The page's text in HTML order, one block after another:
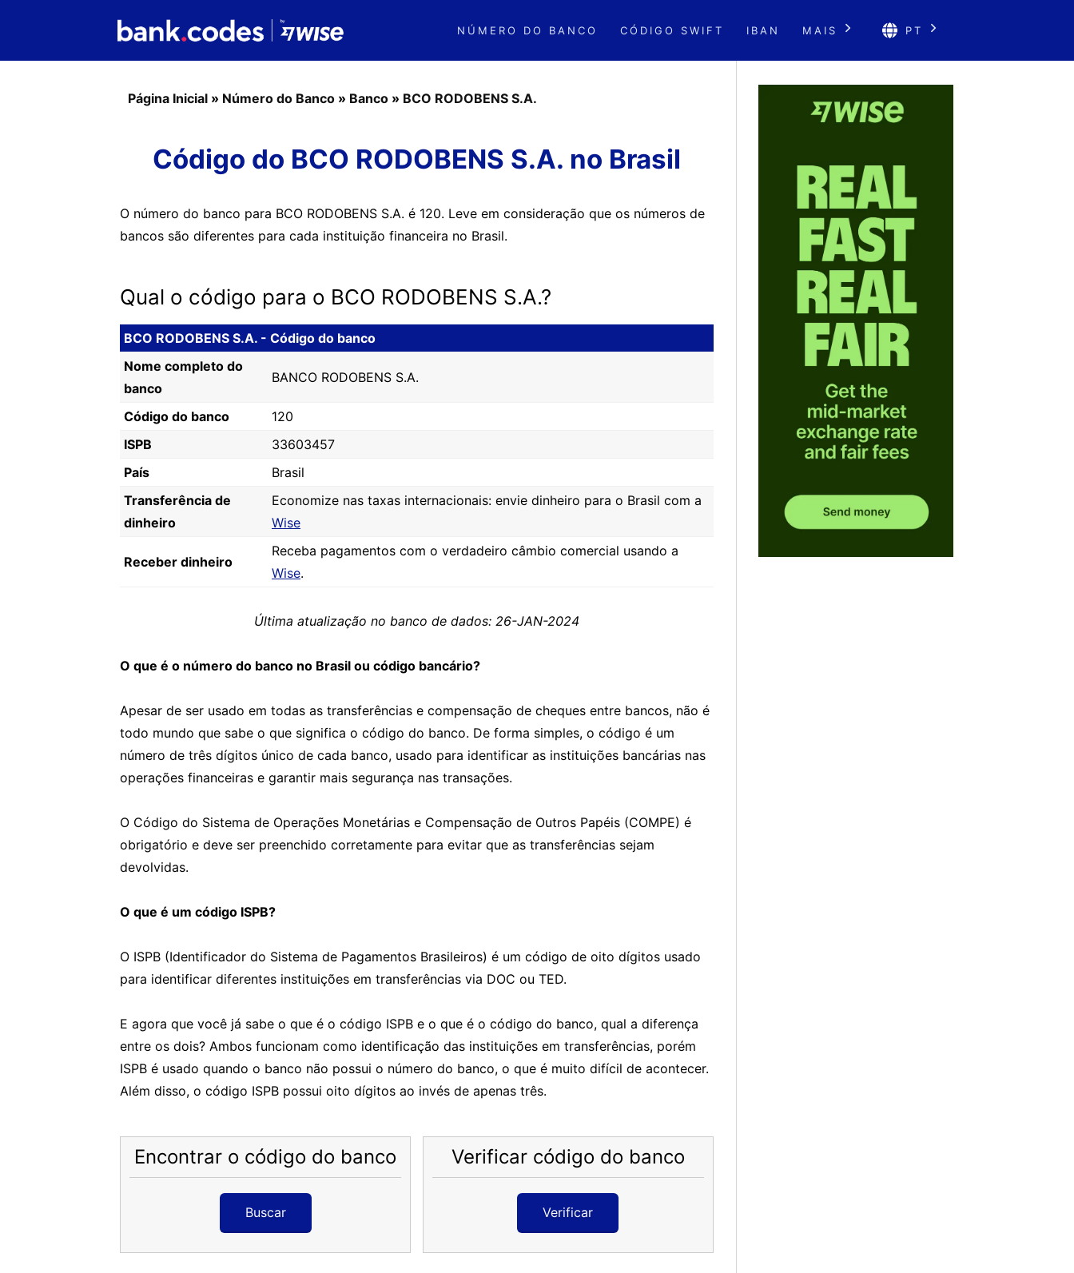
NÚMERO DO BANCO CÓDIGO SWIFT IBAN MAIS PT
Página Inicial » Número do Banco » Banco » BCO RODOBENS S.A.
Código do BCO RODOBENS S.A. no Brasil
O número do banco para BCO RODOBENS S.A. é 120. Leve em consideração que os números de
bancos são diferentes para cada instituição financeira no Brasil.
Qual o código para o BCO RODOBENS S.A.?
BCO RODOBENS S.A. - Código do banco
Nome completo do
banco
BANCO RODOBENS S.A.
Código do banco
120
ISPB
33603457
País
Brasil
Transferência de
dinheiro
Economize nas taxas internacionais: envie dinheiro para o Brasil com a
Wise
Receber dinheiro
Receba pagamentos com o verdadeiro câmbio comercial usando a
Wise.
Última atualização no banco de dados: 26-JAN-2024
O que é o número do banco no Brasil ou código bancário?
Apesar de ser usado em todas as transferências e compensação de cheques entre bancos, não é
todo mundo que sabe o que significa o código do banco. De forma simples, o código é um
número de três dígitos único de cada banco, usado para identificar as instituições bancárias nas
operações financeiras e garantir mais segurança nas transações.
O Código do Sistema de Operações Monetárias e Compensação de Outros Papéis (COMPE) é
obrigatório e deve ser preenchido corretamente para evitar que as transferências sejam
devolvidas.
O que é um código ISPB?
O ISPB (Identificador do Sistema de Pagamentos Brasileiros) é um código de oito dígitos usado
para identificar diferentes instituições em transferências via DOC ou TED.
E agora que você já sabe o que é o código ISPB e o que é o código do banco, qual a diferença
entre os dois? Ambos funcionam como identificação das instituições em transferências, porém
ISPB é usado quando o banco não possui o número do banco, o que é muito difícil de acontecer.
Além disso, o código ISPB possui oito dígitos ao invés de apenas três.
Encontrar o código do banco
Buscar
Verificar código do banco
Verificar